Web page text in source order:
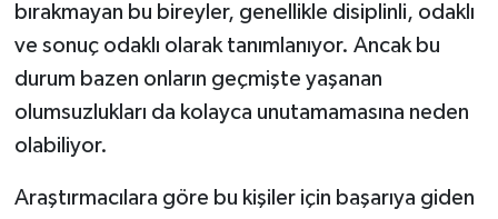
bırakmayan bu bireyler, genellikle disiplinli, odaklı
ve sonuç odaklı olarak tanımlanıyor. Ancak bu
durum bazen onların geçmişte yaşanan
olumsuzlukları da kolayca unutamamasına neden
olabiliyor.
Araştırmacılara göre bu kişiler için başarıya giden